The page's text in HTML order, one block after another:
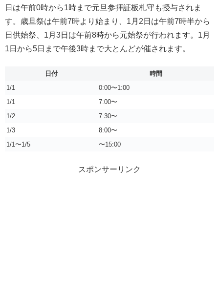
日は午前0時から1時まで元旦参拝証板札守も授与されま
す。歳旦祭は午前7時より始まり、1月2日は午前7時半から
日供始祭、1月3日は午前8時から元始祭が行われます。1月
1日から5日まで午後3時まで大とんどが催されます。
日付
時間
1/1
0:00〜1:00
1/1
7:00〜
1/2
7:30〜
1/3
8:00〜
1/1〜1/5
〜15:00
スポンサーリンク